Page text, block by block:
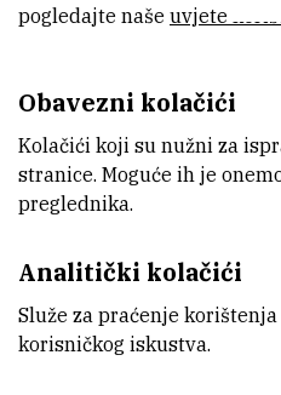
INSTITUT RUĐER
Bijenička cesta 54,
KONTAKTIRAJTE NAS
pogledajte naše uvjete
Obavezni kolačići
Kolačići koji su nužni za
stranice. Moguće ih je
preglednika.
Analitički kolačići
Služe za praćenje
korisničkog iskustva.